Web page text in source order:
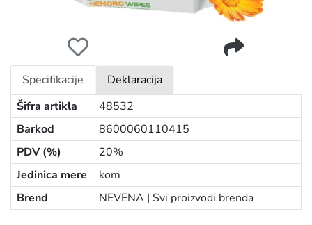
Specifikacije
Deklaracija
Šifra artikla
48532
Barkod
8600060110415
PDV (%)
20%
Jedinica mere
kom
Brend
NEVENA | Svi proizvodi brenda